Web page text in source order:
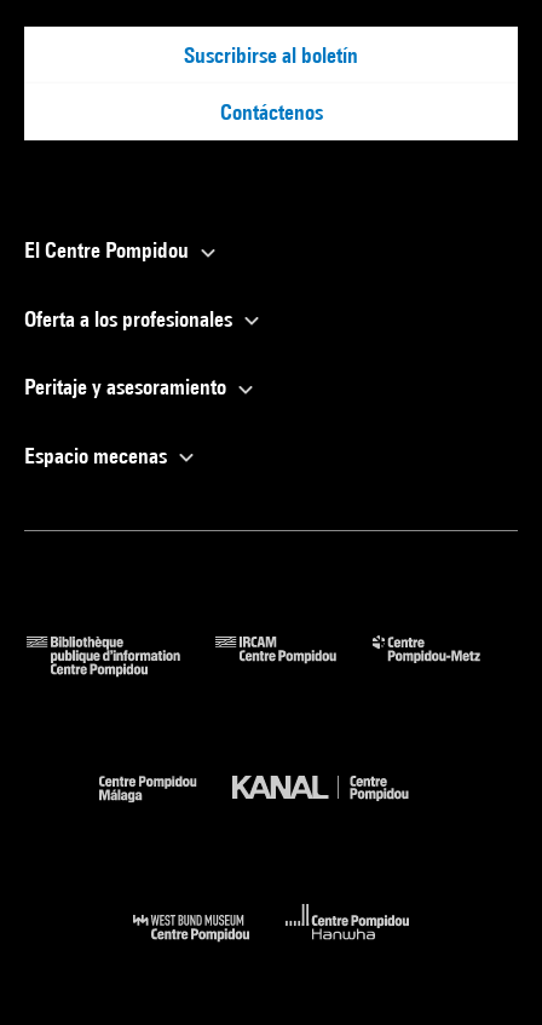
Suscribirse al boletín
Contáctenos
El Centre Pompidou
Oferta a los profesionales
Peritaje y asesoramiento
Espacio mecenas